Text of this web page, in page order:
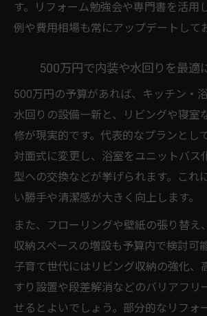
す。リフォーム勉強会や専門書を活用
例や費用相場も常にアップデートして
500万円で内装や水回りを最適
500万円の予算があれば、キッチン・
水回りの設備一新と、リビングや寝室
修が現実的です。代表的なプランとし
対面式に変更し、浴室をユニットバス
型への交換などが挙げられます。これ
い勝手や清潔感が大きく向上します。
また、フローリングや壁紙の張り替え
収納スペースの増設も予算内で検討可
子育て世代にはリビング収納の強化、
すり設置や段差解消などのバリアフリ
せるとよいでしょう。部分的なリフォ